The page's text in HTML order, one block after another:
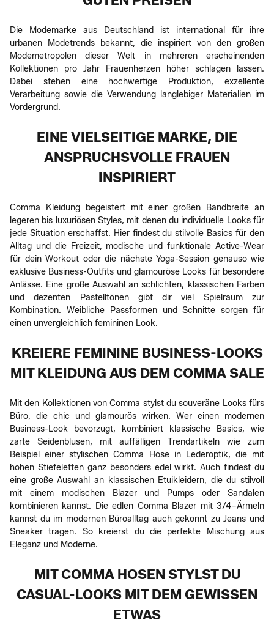
Die Modemarke aus Deutschland ist international für ihre
urbanen Modetrends bekannt, die inspiriert von den großen
Modemetropolen dieser Welt in mehreren erscheinenden
Kollektionen pro Jahr Frauenherzen höher schlagen lassen.
Dabei stehen eine hochwertige Produktion, exzellente
Verarbeitung sowie die Verwendung langlebiger Materialien im
Vordergrund.
EINE VIELSEITIGE MARKE, DIE
ANSPRUCHSVOLLE FRAUEN
INSPIRIERT
Comma Kleidung begeistert mit einer großen Bandbreite an
legeren bis luxuriösen Styles, mit denen du individuelle Looks für
jede Situation erschaffst. Hier findest du stilvolle Basics für den
Alltag und die Freizeit, modische und funktionale Active-Wear
für dein Workout oder die nächste Yoga-Session genauso wie
exklusive Business-Outfits und glamouröse Looks für besondere
Anlässe. Eine große Auswahl an schlichten, klassischen Farben
und dezenten Pastelltönen gibt dir viel Spielraum zur
Kombination. Weibliche Passformen und Schnitte sorgen für
einen unvergleichlich femininen Look.
KREIERE FEMININE BUSINESS-LOOKS
MIT KLEIDUNG AUS DEM COMMA SALE
Mit den Kollektionen von Comma stylst du souveräne Looks fürs
Büro, die chic und glamourös wirken. Wer einen modernen
Business-Look bevorzugt, kombiniert klassische Basics, wie
zarte Seidenblusen, mit auffälligen Trendartikeln wie zum
Beispiel einer stylischen Comma Hose in Lederoptik, die mit
hohen Stiefeletten ganz besonders edel wirkt. Auch findest du
eine große Auswahl an klassischen Etuikleidern, die du stilvoll
mit einem modischen Blazer und Pumps oder Sandalen
kombinieren kannst. Die edlen Comma Blazer mit 3/4–Ärmeln
kannst du im modernen Büroalltag auch gekonnt zu Jeans und
Sneaker tragen. So kreierst du die perfekte Mischung aus
Eleganz und Moderne.
MIT COMMA HOSEN STYLST DU
CASUAL-LOOKS MIT DEM GEWISSEN
ETWAS